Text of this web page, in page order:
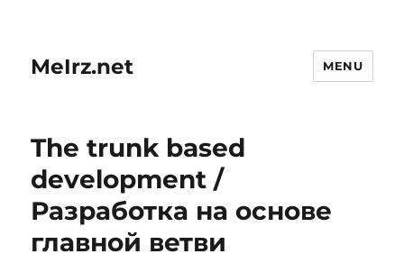
MeIrz.net MENU
The trunk based
development /
Разработка на основе
главной ветви